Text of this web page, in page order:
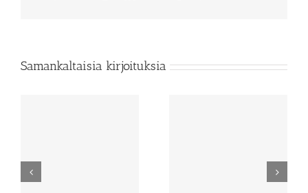
Samankaltaisia kirjoituksia